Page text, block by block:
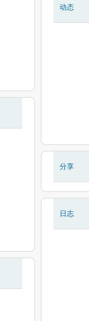
动态
分享
日志